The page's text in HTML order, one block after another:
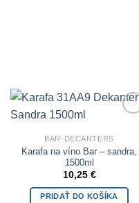
BAR-DECANTERS
Karafa na víno Bar – sandra,
1500ml
10,25 €
PRIDAŤ DO KOŠÍKA